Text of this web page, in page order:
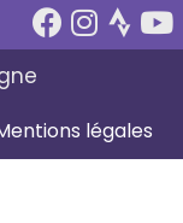
légales